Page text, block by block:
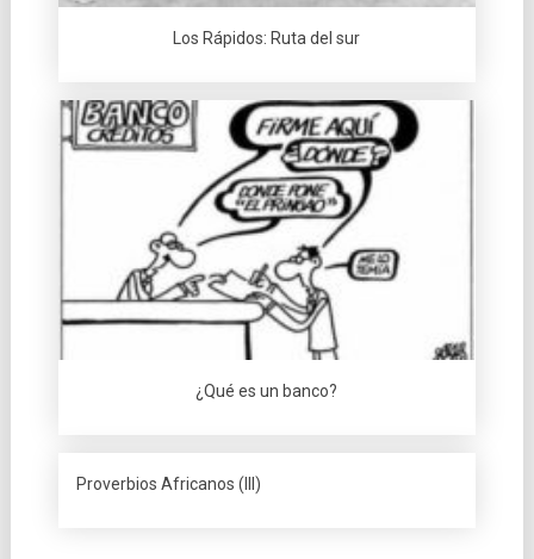
Los Rápidos: Ruta del sur
¿Qué es un banco?
Proverbios Africanos (III)